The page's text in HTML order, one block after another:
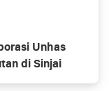
Unhas
di Sinjai